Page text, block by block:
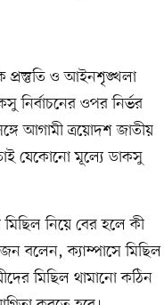
প্রস্তুতি ও আইনশৃঙ্খলা
নির্বাচনের ওপর নির্ভর
আগামী ত্রয়োদশ জাতীয়
যেকোনো মূল্যে ডাকসু
নিয়ে বের হলে কী
বলেন, ক্যাম্পাসে মিছিল
মিছিল থামানো কঠিন